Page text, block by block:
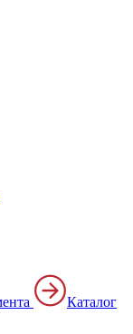
Каталог